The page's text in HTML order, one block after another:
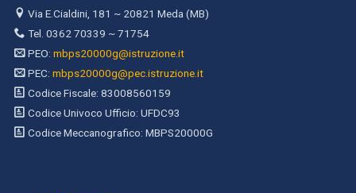
Via E.Cialdini, 181 ~ 20821 Meda (MB)
Tel. 0362 70339 ~ 71754
PEO: mbps20000g@istruzione.it
PEC: mbps20000g@pec.istruzione.it
Codice Fiscale: 83008560159
Codice Univoco Ufficio: UFDC93
Codice Meccanografico: MBPS20000G